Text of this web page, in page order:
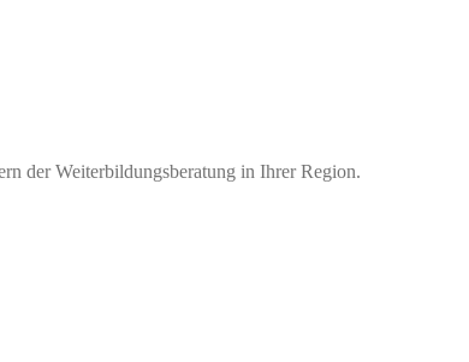
der Weiterbildungsberatung in Ihrer Region.